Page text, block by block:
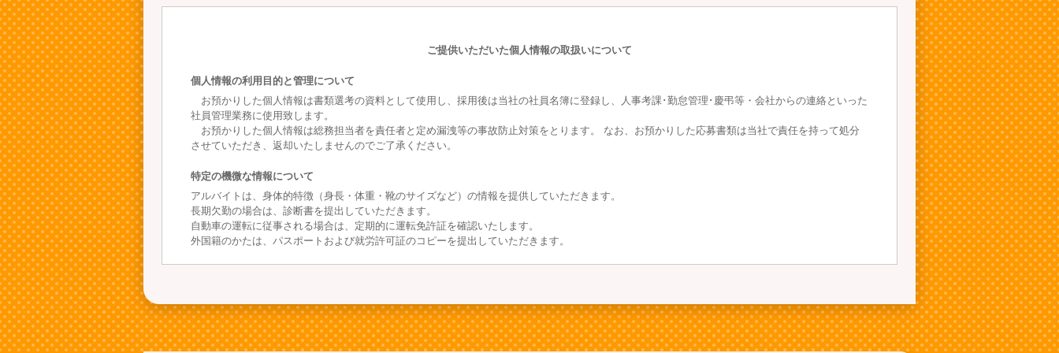
ご提供いただいた個人情報の取扱いについて
個人情報の利用目的と管理について
お預かりした個人情報は書類選考の資料として使用し、採用後は当社の社員名簿に登録し、人事考課･勤怠管理･慶弔等・会社からの連絡といった
社員管理業務に使用致します。
お預かりした個人情報は総務担当者を責任者と定め漏洩等の事故防止対策をとります。 なお、お預かりした応募書類は当社で責任を持って処分
させていただき、返却いたしませんのでご了承ください。
特定の機微な情報について
アルバイトは、身体的特徴（身長・体重・靴のサイズなど）の情報を提供していただきます。
長期欠勤の場合は、診断書を提出していただきます。
自動車の運転に従事される場合は、定期的に運転免許証を確認いたします。
外国籍のかたは、パスポートおよび就労許可証のコピーを提出していただきます。
本人の了承なしに第三者に提供することはありません。
ただし、以下によって情報をクライアントに提供することがあります。
① 第三者に提供する目的